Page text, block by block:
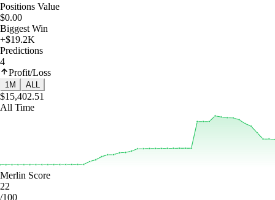
Positions Value
$0.00
Biggest Win
+$19.2K
Predictions
4
Profit/Loss
1M ALL
$15,402.51
All Time
Merlin Score
22
/100